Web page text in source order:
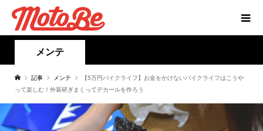
メンテ
記事 メンテ
【5万円バイクライフ】お金をかけないバイクライフはこうや
って楽しむ！外装研ぎまくってデカールを作ろう